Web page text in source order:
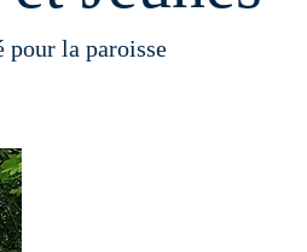
la paroisse